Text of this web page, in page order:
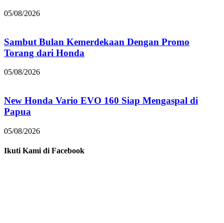
05/08/2026
Sambut Bulan Kemerdekaan Dengan Promo
Torang dari Honda
05/08/2026
New Honda Vario EVO 160 Siap Mengaspal di
Papua
05/08/2026
Ikuti Kami di Facebook